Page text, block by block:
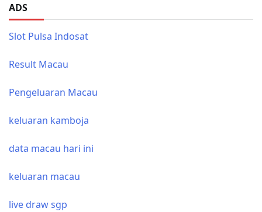
ADS
Slot Pulsa Indosat
Result Macau
Pengeluaran Macau
keluaran kamboja
data macau hari ini
keluaran macau
live draw sgp